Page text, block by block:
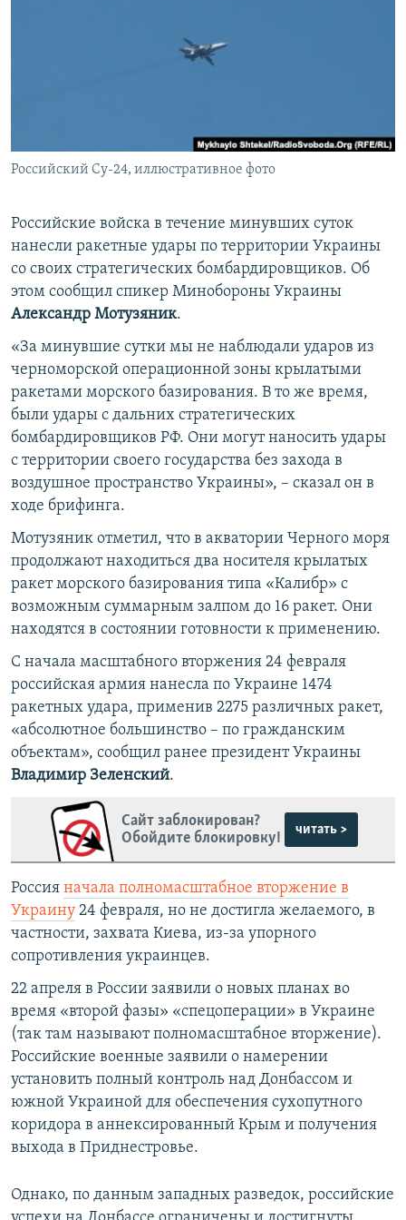
Российский Су-24, иллюстративное фото
Российские войска в течение минувших суток
нанесли ракетные удары по территории Украины
со своих стратегических бомбардировщиков. Об
этом сообщил спикер Минобороны Украины
Александр Мотузяник.
«За минувшие сутки мы не наблюдали ударов из
черноморской операционной зоны крылатыми
ракетами морского базирования. В то же время,
были удары с дальних стратегических
бомбардировщиков РФ. Они могут наносить удары
с территории своего государства без захода в
воздушное пространство Украины», – сказал он в
ходе брифинга.
Мотузяник отметил, что в акватории Черного моря
продолжают находиться два носителя крылатых
ракет морского базирования типа «Калибр» с
возможным суммарным залпом до 16 ракет. Они
находятся в состоянии готовности к применению.
С начала масштабного вторжения 24 февраля
российская армия нанесла по Украине 1474
ракетных удара, применив 2275 различных ракет,
«абсолютное большинство – по гражданским
объектам», сообщил ранее президент Украины
Владимир Зеленский.
Сайт заблокирован?
Обойдите блокировку!
читать >
Россия начала полномасштабное вторжение в
Украину 24 февраля, но не достигла желаемого, в
частности, захвата Киева, из-за упорного
сопротивления украинцев.
22 апреля в России заявили о новых планах во
время «второй фазы» «спецоперации» в Украине
(так там называют полномасштабное вторжение).
Российские военные заявили о намерении
установить полный контроль над Донбассом и
южной Украиной для обеспечения сухопутного
коридора в аннексированный Крым и получения
выхода в Приднестровье.
Однако, по данным западных разведок, российские